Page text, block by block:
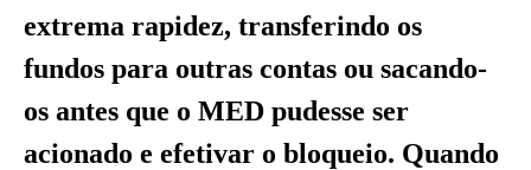
extrema rapidez, transferindo os
fundos para outras contas ou sacando-
os antes que o MED pudesse ser
acionado e efetivar o bloqueio. Quando